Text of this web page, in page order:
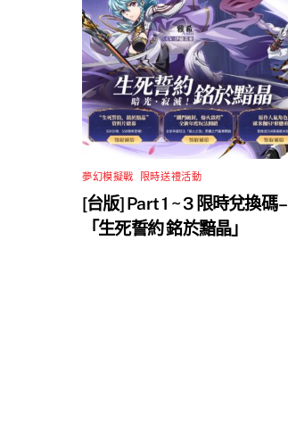
夢幻模擬戰 限時送禮活動
[台版] Part 1 ~ 3 限時兌換碼 –
「生死誓約 銘於黯晶」